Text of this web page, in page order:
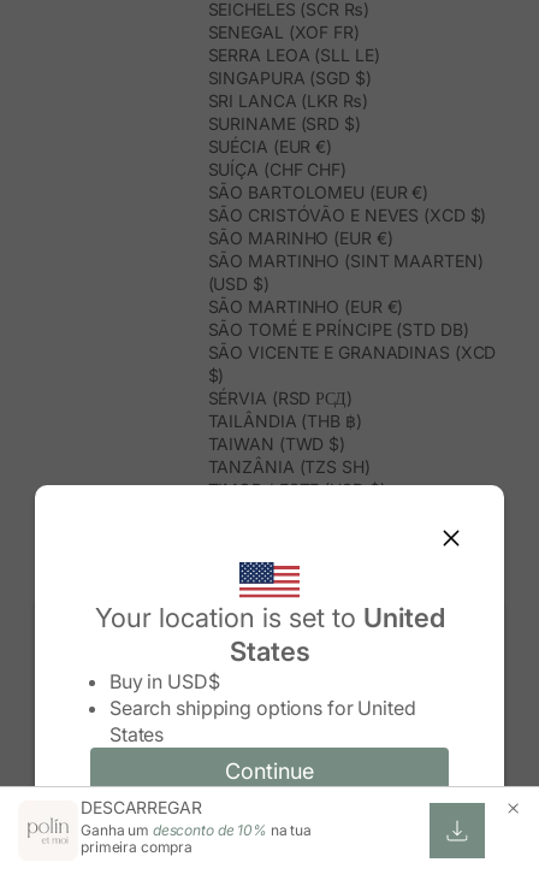
Your location is set to United
States
Buy in USD$
Search shipping options for United
States
Continue
Change country/region and language
Change country/region
Continue
SEICHELES (SCR ₨)
SENEGAL (XOF FR)
SERRA LEOA (SLL LE)
SINGAPURA (SGD $)
SRI LANCA (LKR ₨)
SURINAME (SRD $)
SUÉCIA (EUR €)
SUÍÇA (CHF CHF)
SÃO BARTOLOMEU (EUR €)
SÃO CRISTÓVÃO E NEVES (XCD $)
SÃO MARINHO (EUR €)
SÃO MARTINHO (SINT MAARTEN)
(USD $)
SÃO MARTINHO (EUR €)
SÃO TOMÉ E PRÍNCIPE (STD DB)
SÃO VICENTE E GRANADINAS (XCD
$)
SÉRVIA (RSD РСД)
TAILÂNDIA (THB ฿)
TAIWAN (TWD $)
TANZÂNIA (TZS SH)
TIMOR-LESTE (USD $)
TRINDADE E TOBAGO (TTD $)
TUNÍSIA (USD $)
TURQUEMENISTÃO (USD $)
TURQUIA (TRY ₺)
TUVALU (AUD $)
UGANDA (UGX USH)
URUGUAI (UYU $U)
USBEQUISTÃO (UZS SO'M)
VENEZUELA (USD $)
VIETNAME (VND ₫)
WALLIS E FUTUNA (XPF FR)
ZIMBABUÉ (USD $)
DESCARREGAR
Ganha um desconto de 10% na tua
primeira compra